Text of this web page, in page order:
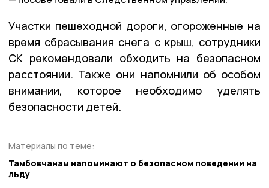
Участки пешеходной дороги, огороженные на
время сбрасывания снега с крыш, сотрудники
СК рекомендовали обходить на безопасном
расстоянии. Также они напомнили об особом
внимании, которое необходимо уделять
безопасности детей.
Материалы по теме:
Тамбовчанам напоминают о безопасном поведении на
льду